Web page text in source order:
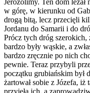
Jerozolimy. Ten dom leżał
w górę, w kierunku od
drogą bitą, lecz przecięli
Jordanu do Samarii i do
Prócz tych dróg
bardzo były wąskie, a
bardzo zręcznie po nich
pewnie. Teraz przybyli
początku grubiańskim był
żartował sobie z Józefa, iż